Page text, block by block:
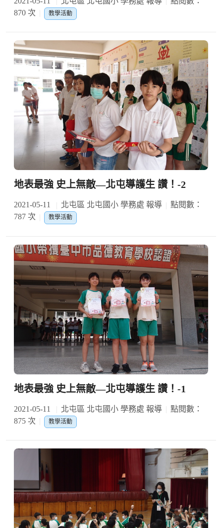
870 次
教學活動
地表最強 史上無敵—北屯導護生 讚！-2
2021-05-11 北屯區 北屯國小 學務處 報導
點閱數：
787 次
教學活動
地表最強 史上無敵—北屯導護生 讚！-1
2021-05-11 北屯區 北屯國小 學務處 報導
點閱數：
875 次
教學活動